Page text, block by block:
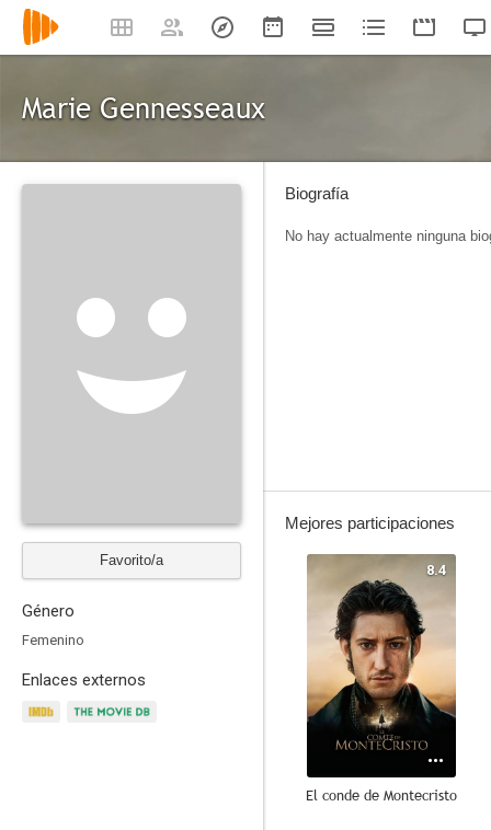
Marie Gennesseaux
Favorito/a
Género
Femenino
Enlaces externos
Biografía
No hay actualmente ninguna
Mejores participaciones
8.4
El conde de Montecristo